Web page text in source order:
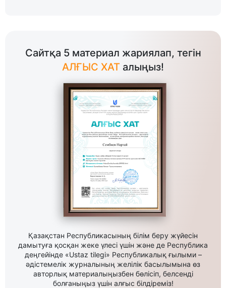
Сайтқа 5 материал жариялап, тегін
АЛҒЫС ХАТ алыңыз!
Қазақстан Республикасының білім беру жүйесін
дамытуға қосқан жеке үлесі үшін және де Республика
деңгейінде «Ustaz tilegi» Республикалық ғылыми –
әдістемелік журналының желілік басылымына өз
авторлық материалыңызбен бөлісіп, белсенді
болғаныңыз үшін алғыс білдіреміз!